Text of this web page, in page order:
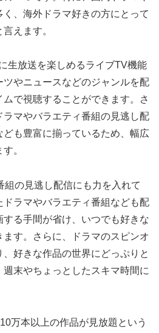
、海外ドラマ好きの方にとって
えます。
生放送を楽しめるライブTV機能
ツやニュースなどのジャンルを配
で視聴することができます。さ
ラマやバラエティ番組の見逃し配
も豊富に揃っているため、幅広
。
組の見逃し配信にも力を入れて
ラマやバラエティ番組なども配
る手間が省け、いつでも好きな
す。さらに、ドラマのスピンオ
好きな作品の世界にどっぷりと
末やちょっとしたスキマ時間に
万本以上の作品が見放題という